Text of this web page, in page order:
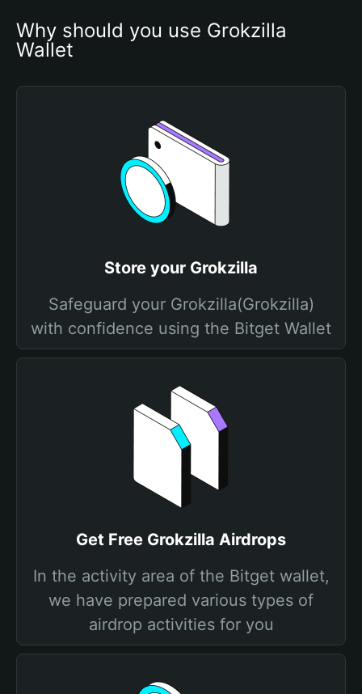
Why should you use Grokzilla
Wallet
Store your Grokzilla
Safeguard your Grokzilla(Grokzilla)
with confidence using the Bitget Wallet
Get Free Grokzilla Airdrops
In the activity area of the Bitget wallet,
we have prepared various types of
airdrop activities for you